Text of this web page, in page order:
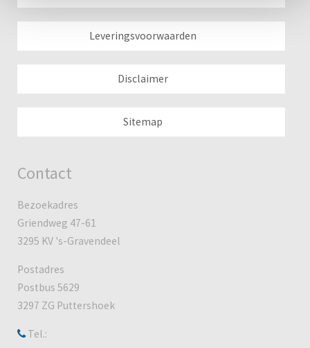
Leveringsvoorwaarden
Disclaimer
Sitemap
Contact
Bezoekadres
Griendweg 47-61
3295 KV 's-Gravendeel
Postadres
Postbus 5629
3297 ZG Puttershoek
Tel.: